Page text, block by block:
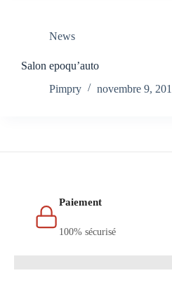
News
Salon epoqu’auto
Pimpry
novembre 9,
Paiement
100% sécurisé